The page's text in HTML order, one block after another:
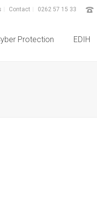
Contact 0262 57 15 33
Protection EDIH